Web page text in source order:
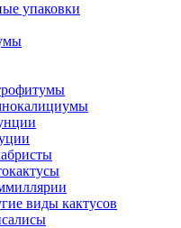
упаковки
виды кактусов